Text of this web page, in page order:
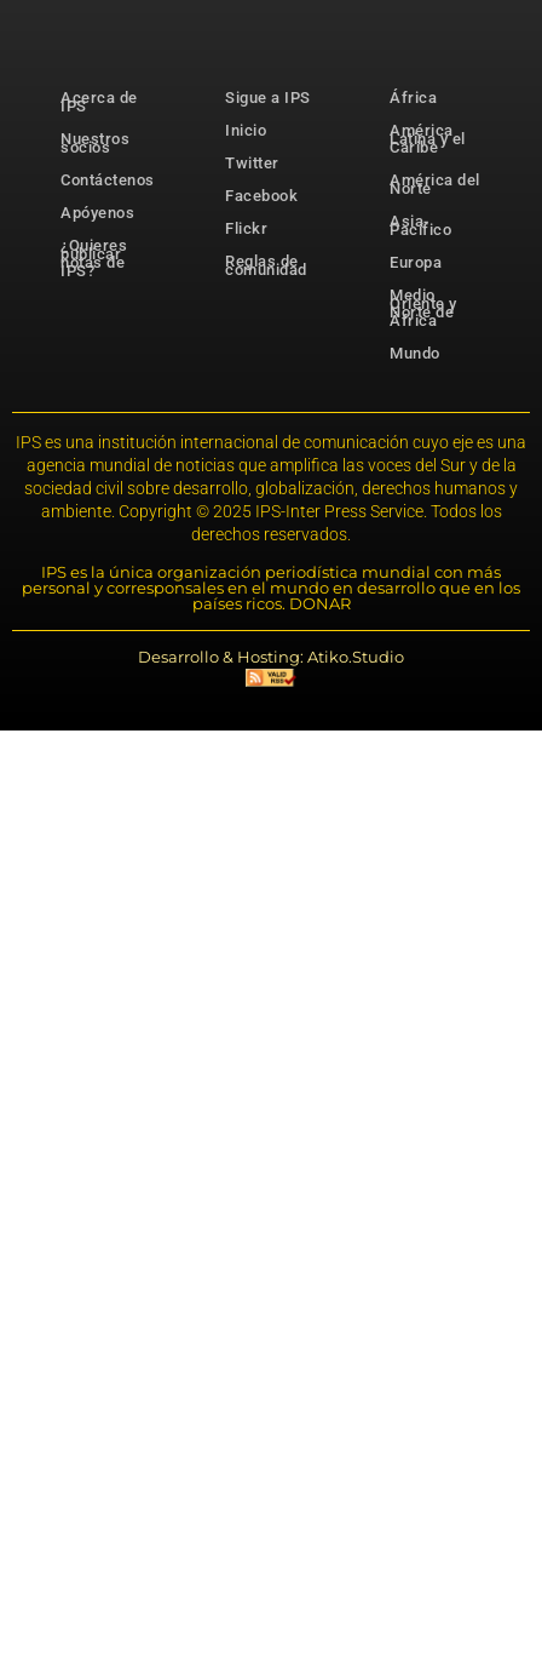
Acerca de
IPS
Nuestros
socios
Contáctenos
Apóyenos
¿Quieres
publicar
notas de
IPS?
Sigue a IPS
Inicio
Twitter
Facebook
Flickr
Reglas de
comunidad
África
América
Latina y el
Caribe
América del
Norte
Asia-
Pacífico
Europa
Medio
Oriente y
Norte de
África
Mundo
IPS es una institución internacional de comunicación cuyo eje es una
agencia mundial de noticias que amplifica las voces del Sur y de la
sociedad civil sobre desarrollo, globalización, derechos humanos y
ambiente. Copyright © 2025 IPS-Inter Press Service. Todos los
derechos reservados.
IPS es la única organización periodística mundial con más
personal y corresponsales en el mundo en desarrollo que en los
países ricos. DONAR
Desarrollo & Hosting: Atiko.Studio